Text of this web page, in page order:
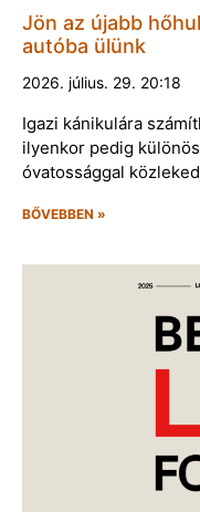
Jön az újabb
autóba ülünk
2026. július. 29. 20:18
Igazi kánikulára
ilyenkor pedig
óvatossággal
BŐVEBBEN »